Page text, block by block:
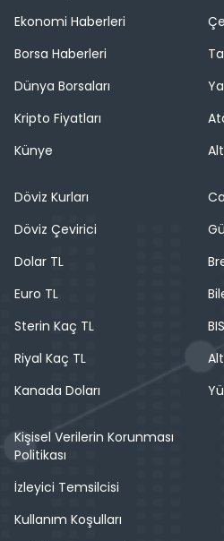
Ekonomi Haberleri
Borsa Haberleri
Dünya Borsaları
Kripto Fiyatları
Künye
Döviz Kurları
Döviz Çevirici
Dolar TL
Euro TL
Sterin Kaç TL
Riyal Kaç TL
Kanada Doları
Kişisel Verilerin Korunması
Politikası
İzleyici Temsilcisi
Kullanım Koşulları